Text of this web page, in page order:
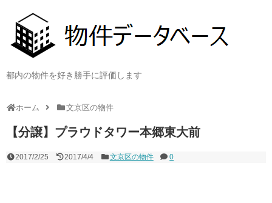
都内の物件を好き勝手に評価します
ホーム 文京区の物件
【分譲】プラウドタワー本郷東大前
2017/2/25 2017/4/4 文京区の物件 0